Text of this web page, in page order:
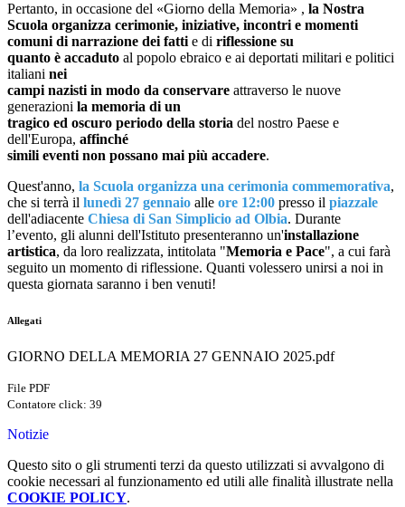
Pertanto, in occasione del «Giorno della Memoria» , la Nostra
Scuola organizza cerimonie, iniziative, incontri e momenti
comuni di narrazione dei fatti e di riflessione su
quanto è accaduto al popolo ebraico e ai deportati militari e politici
italiani nei
campi nazisti in modo da conservare attraverso le nuove
generazioni la memoria di un
tragico ed oscuro periodo della storia del nostro Paese e
dell'Europa, affinché
simili eventi non possano mai più accadere.
Quest'anno, la Scuola organizza una cerimonia commemorativa,
che si terrà il lunedì 27 gennaio alle ore 12:00 presso il piazzale
dell'adiacente Chiesa di San Simplicio ad Olbia. Durante
l’evento, gli alunni dell'Istituto presenteranno un'installazione
artistica, da loro realizzata, intitolata "Memoria e Pace", a cui farà
seguito un momento di riflessione. Quanti volessero unirsi a noi in
questa giornata saranno i ben venuti!
Allegati
GIORNO DELLA MEMORIA 27 GENNAIO 2025.pdf
File PDF
Contatore click: 39
Notizie
Questo sito o gli strumenti terzi da questo utilizzati si avvalgono di
cookie necessari al funzionamento ed utili alle finalità illustrate nella
COOKIE POLICY.